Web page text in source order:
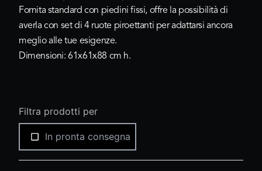
Fornita standard con piedini fissi, offre la possibilità di
averla con set di 4 ruote piroettanti per adattarsi ancora
meglio alle tue esigenze.
Dimensioni: 61x61x88 cm h.
Filtra prodotti per
In pronta consegna